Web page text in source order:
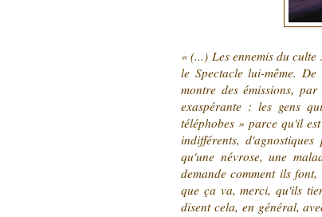
« (...) Les ennemis du
le Spectacle lui-même.
montre des émissions,
exaspérante : les gens
téléphobes » parce qu'il
indifférents,
qu'une névrose, une
demande comment ils
que ça va, merci, qu'ils
disent cela, en général,